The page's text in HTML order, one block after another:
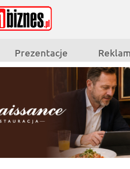
Prezentacje